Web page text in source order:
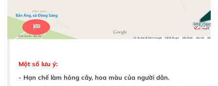
Một số lưu ý:
- Hạn chế làm hỏng cây, hoa màu của người dân.